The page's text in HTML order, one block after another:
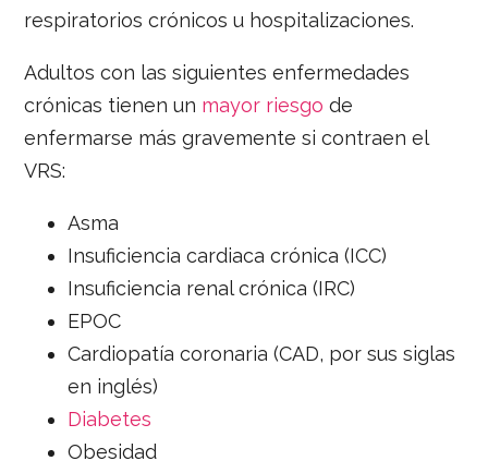
respiratorios crónicos u hospitalizaciones.
Adultos con las siguientes enfermedades
crónicas tienen un mayor riesgo de
enfermarse más gravemente si contraen el
VRS:
Asma
Insuficiencia cardiaca crónica (ICC)
Insuficiencia renal crónica (IRC)
EPOC
Cardiopatía coronaria (CAD, por sus siglas
en inglés)
Diabetes
Obesidad